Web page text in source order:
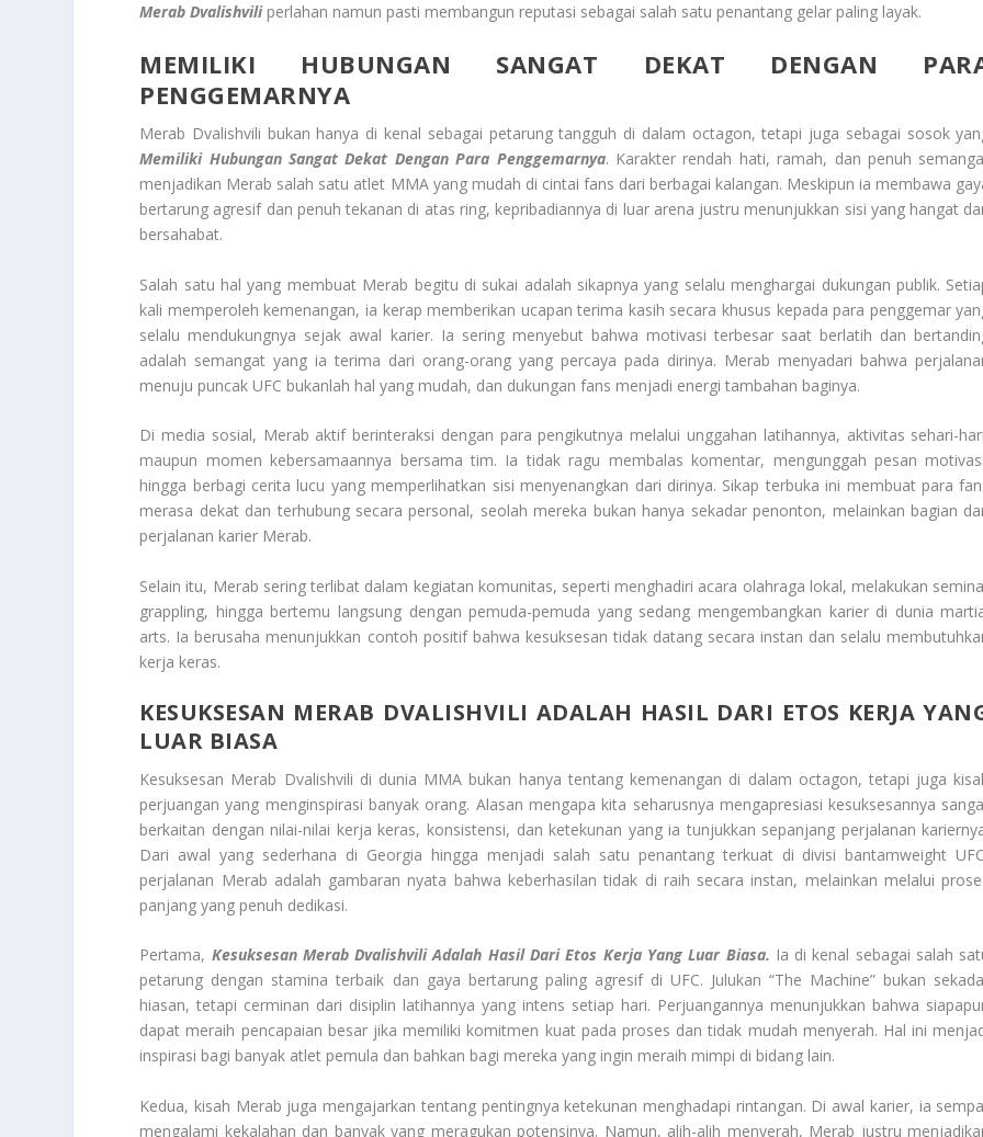
Merab Dvalishviliperlahan namun pasti membangun reputasi sebagai salah satu penantang gelar paling layak.
MEMILIKI HUBUNGAN SANGAT DEKAT DENGAN
PENGGEMARNYA
Merab Dvalishvili bukan hanya di kenal sebagai petarung tangguh di dalam octagon, tetapi juga sebagai sosok
Memiliki Hubungan Sangat Dekat Dengan Para Penggemarnya. Karakter rendah hati, ramah, dan penuh
menjadikan Merab salah satu atlet MMA yang mudah di cintai fans dari berbagai kalangan. Meskipun ia membawa
bertarung agresif dan penuh tekanan di atas ring, kepribadiannya di luar arena justru menunjukkan sisi yang hangat
bersahabat.
Salah satu hal yang membuat Merab begitu di sukai adalah sikapnya yang selalu menghargai dukungan publik.
kali memperoleh kemenangan, ia kerap memberikan ucapan terima kasih secara khusus kepada para penggemar
selalu mendukungnya sejak awal karier. Ia sering menyebut bahwa motivasi terbesar saat berlatih dan
adalah semangat yang ia terima dari orang-orang yang percaya pada dirinya. Merab menyadari bahwa
menuju puncak UFC bukanlah hal yang mudah, dan dukungan fans menjadi energi tambahan baginya.
Di media sosial, Merab aktif berinteraksi dengan para pengikutnya melalui unggahan latihannya, aktivitas sehari-
maupun momen kebersamaannya bersama tim. Ia tidak ragu membalas komentar, mengunggah pesan
hingga berbagi cerita lucu yang memperlihatkan sisi menyenangkan dari dirinya. Sikap terbuka ini membuat para
merasa dekat dan terhubung secara personal, seolah mereka bukan hanya sekadar penonton, melainkan bagian
perjalanan karier Merab.
Selain itu, Merab sering terlibat dalam kegiatan komunitas, seperti menghadiri acara olahraga lokal, melakukan
grappling, hingga bertemu langsung dengan pemuda-pemuda yang sedang mengembangkan karier di dunia
arts. Ia berusaha menunjukkan contoh positif bahwa kesuksesan tidak datang secara instan dan selalu
kerja keras.
KESUKSESAN MERAB DVALISHVILI ADALAH HASIL DARI ETOS KERJA
LUAR BIASA
Kesuksesan Merab Dvalishvili di dunia MMA bukan hanya tentang kemenangan di dalam octagon, tetapi juga
perjuangan yang menginspirasi banyak orang. Alasan mengapa kita seharusnya mengapresiasi kesuksesannya
berkaitan dengan nilai-nilai kerja keras, konsistensi, dan ketekunan yang ia tunjukkan sepanjang perjalanan
Dari awal yang sederhana di Georgia hingga menjadi salah satu penantang terkuat di divisi bantamweight
perjalanan Merab adalah gambaran nyata bahwa keberhasilan tidak di raih secara instan, melainkan melalui
panjang yang penuh dedikasi.
Pertama, Kesuksesan Merab Dvalishvili Adalah Hasil Dari Etos Kerja Yang Luar Biasa. Ia di kenal sebagai salah
petarung dengan stamina terbaik dan gaya bertarung paling agresif di UFC. Julukan “The Machine” bukan
hiasan, tetapi cerminan dari disiplin latihannya yang intens setiap hari. Perjuangannya menunjukkan bahwa
dapat meraih pencapaian besar jika memiliki komitmen kuat pada proses dan tidak mudah menyerah. Hal ini
inspirasi bagi banyak atlet pemula dan bahkan bagi mereka yang ingin meraih mimpi di bidang lain.
Kedua, kisah Merab juga mengajarkan tentang pentingnya ketekunan menghadapi rintangan. Di awal karier, ia
mengalami kekalahan dan banyak yang meragukan potensinya. Namun, alih-alih menyerah, Merab justru